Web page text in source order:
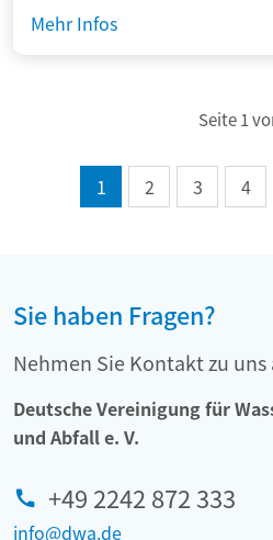
u
t
o
ä
s
d
i
m
s
Mehr InfosF
h
c
t
n
d
o
Seite 1
1 2 3 4
Sie haben Fragen?
Nehmen Sie Kontakt zu uns
Deutsche Vereinigung für
und Abfall e. V.
+49 2242 872 333
info@dwa.de